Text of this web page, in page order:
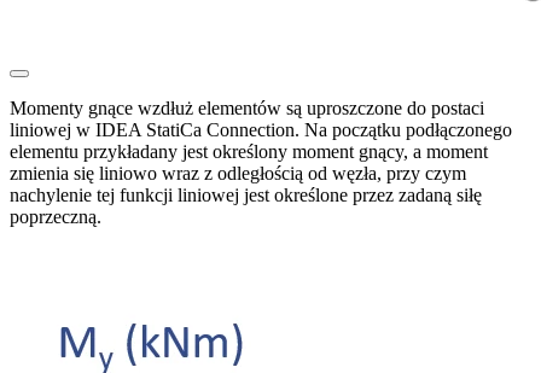
Momenty gnące wzdłuż elementów są uproszczone do postaci
liniowej w IDEA StatiCa Connection. Na początku podłączonego
elementu przykładany jest określony moment gnący, a moment
zmienia się liniowo wraz z odległością od węzła, przy czym
nachylenie tej funkcji liniowej jest określone przez zadaną siłę
poprzeczną.